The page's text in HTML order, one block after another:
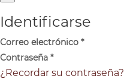
Identificarse
Correo electrónico *
Contraseña *
¿Recordar su contraseña?